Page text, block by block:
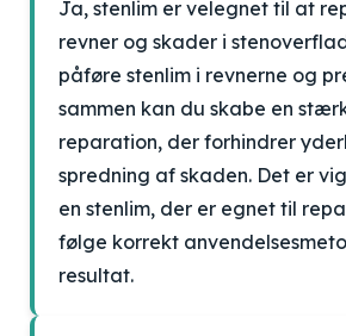
Ja, stenlim er velegnet til at
revner og skader i
påføre stenlim i revnerne og
sammen kan du skabe en
reparation, der forhindrer
spredning af skaden. Det er
en stenlim, der er egnet til
følge korrekt
resultat.